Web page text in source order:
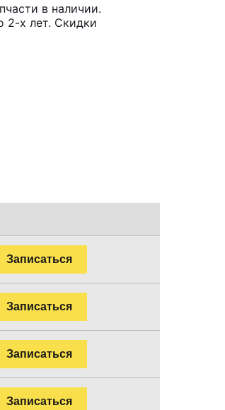
в наличии.
2-х лет. Скидки
Записаться
Записаться
Записаться
Записаться